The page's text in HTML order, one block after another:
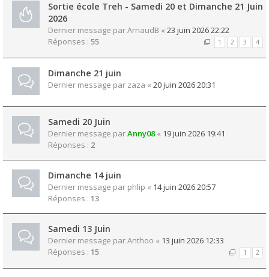
Sortie école Treh - Samedi 20 et Dimanche 21 Juin
2026
Dernier message parArnaudB « 23 juin 2026 22:22
Réponses : 55 1 2 3 4
Dimanche 21 juin
Dernier message par zaza « 20 juin 2026 20:31
Samedi 20 Juin
Dernier message parAnny08« 19 juin 2026 19:41
Réponses : 2
Dimanche 14 juin
Dernier message par phlip « 14 juin 2026 20:57
Réponses : 13
Samedi 13 Juin
Dernier message parAnthoo « 13 juin 2026 12:33
Réponses : 15 1 2